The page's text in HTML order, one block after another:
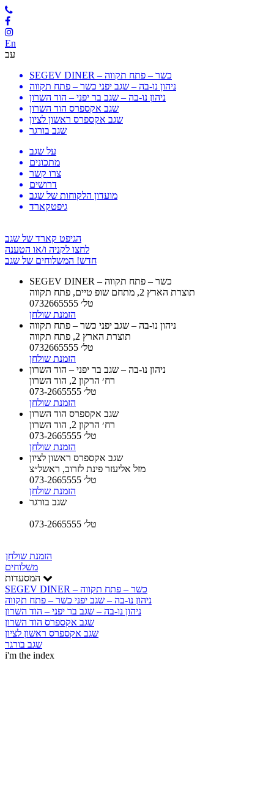
En
עב
SEGEV DINER – כשר – פתח תקווה
ניהון נו-בה – שגב יפני כשר – פתח תקווה
ניהון נו-בה – שגב בר יפני – הוד השרון
שגב אקספרס הוד השרון
שגב אקספרס ראשון לציון
שגב בורגר
על שגב
מתכונים
צרו קשר
דרושים
מועדון הלקוחות של שגב
גיפטקארד
הגיפט קארד של שגב
לחצו לקניה ו/או הטענה
חדש! המשלוחים של שגב
SEGEV DINER – כשר – פתח תקווה
תוצרת הארץ 2, מתחם שופ טיים, פתח תקווה
טל׳ 0732665555
הזמנת שולחן
ניהון נו-בה – שגב יפני כשר – פתח תקווה
תוצרת הארץ 2, פתח תקווה
טל׳ 0732665555
הזמנת שולחן
ניהון נו-בה – שגב בר יפני – הוד השרון
רח׳ הרקון 2, הוד השרון
טל׳ 073-2665555
הזמנת שולחן
שגב אקספרס הוד השרון
רח׳ הרקון 2, הוד השרון
טל׳ 073-2665555
הזמנת שולחן
שגב אקספרס ראשון לציון
מזל אליעזר פינת לזרוב, ראשל״צ
טל׳ 073-2665555
הזמנת שולחן
שגב בורגר
טל׳ 073-2665555
הזמנת שולחן
משלוחים
SEGEV DINER – כשר – פתח תקווה
ניהון נו-בה – שגב יפני כשר – פתח תקווה
ניהון נו-בה – שגב בר יפני – הוד השרון
שגב אקספרס הוד השרון
שגב אקספרס ראשון לציון
שגב בורגר
i'm the index